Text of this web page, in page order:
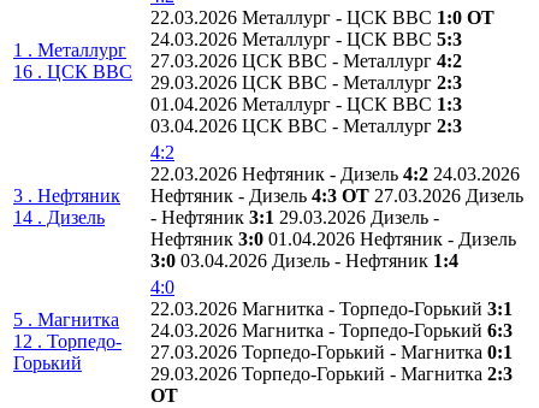
1 . Металлург
16 . ЦСК ВВС
22.03.2026 Металлург - ЦСК ВВС 1:0 ОТ
24.03.2026 Металлург - ЦСК ВВС 5:3
27.03.2026 ЦСК ВВС - Металлург 4:2
29.03.2026 ЦСК ВВС - Металлург 2:3
01.04.2026 Металлург - ЦСК ВВС 1:3
03.04.2026 ЦСК ВВС - Металлург 2:3
3 . Нефтяник
14 . Дизель
4:2
22.03.2026 Нефтяник - Дизель 4:2 24.03.2026
Нефтяник - Дизель 4:3 ОТ 27.03.2026 Дизель
- Нефтяник 3:1 29.03.2026 Дизель -
Нефтяник 3:0 01.04.2026 Нефтяник - Дизель
3:0 03.04.2026 Дизель - Нефтяник 1:4
5 . Магнитка
12 . Торпедо-
Горький
4:0
22.03.2026 Магнитка - Торпедо-Горький 3:1
24.03.2026 Магнитка - Торпедо-Горький 6:3
27.03.2026 Торпедо-Горький - Магнитка 0:1
29.03.2026 Торпедо-Горький - Магнитка 2:3
ОТ